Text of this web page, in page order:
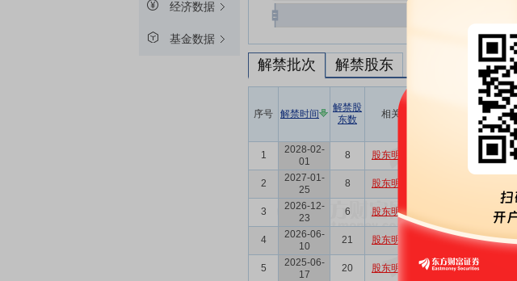
经济数据
基金数据
解禁批次 解禁股东
序号 解禁时间
解禁股
东数
相关
实际解禁数
量(股)
1
2028-02-
01
8 股东明细 401.63万
2
2027-01-
25
8 股东明细
3
2026-12-
23
6 股东明细 137.50万
4
2026-06-
10
21 股东明细 779.13万 522.25万
5
2025-06-
17
20 股东明细 736.38万 515.13万